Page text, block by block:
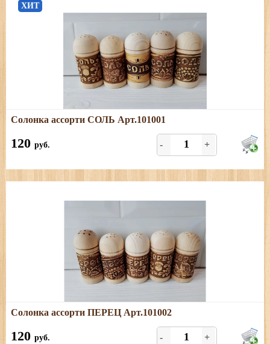
ХИТ
Подробнее
Только СОЛЬ
Солонка ассорти СОЛЬ Арт.101001
120 руб. - +
Подробнее
Размеры: высота - 9 см, диаметр - 4см Цена указана за 1
шт. Только ПЕРЕЦ.
Солонка ассорти ПЕРЕЦ Арт.101002
120 руб. - +